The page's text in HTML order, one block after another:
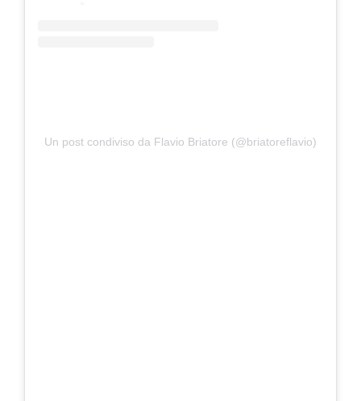
Un post condiviso da Flavio Briatore (@briatoreflavio)